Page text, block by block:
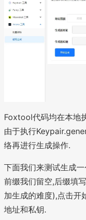
Foxtool代码均在本地
由于执行
络再进行生成操作.
下面我们来测试生成
前缀我们留空,后缀填
加生成的难度),点击开
地址和私钥.